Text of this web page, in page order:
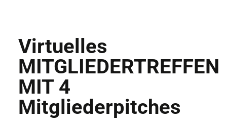
Virtuelles
MITGLIEDERTREFFEN
MIT 4
Mitgliederpitches